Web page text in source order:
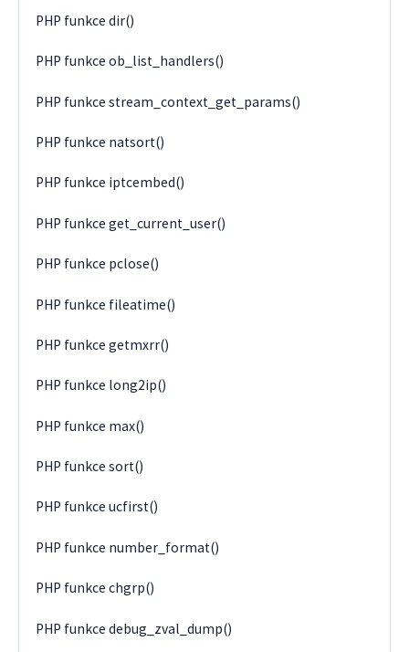
PHP funkce dir()
PHP funkce ob_list_handlers()
PHP funkce stream_context_get_params()
PHP funkce natsort()
PHP funkce iptcembed()
PHP funkce get_current_user()
PHP funkce pclose()
PHP funkce fileatime()
PHP funkce getmxrr()
PHP funkce long2ip()
PHP funkce max()
PHP funkce sort()
PHP funkce ucfirst()
PHP funkce number_format()
PHP funkce chgrp()
PHP funkce debug_zval_dump()